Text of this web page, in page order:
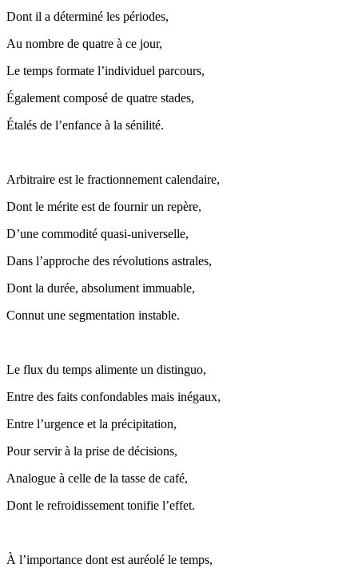
Dont il a déterminé les périodes,
Au nombre de quatre à ce jour,
Le temps formate l’individuel parcours,
Également composé de quatre stades,
Étalés de l’enfance à la sénilité.
Arbitraire est le fractionnement calendaire,
Dont le mérite est de fournir un repère,
D’une commodité quasi-universelle,
Dans l’approche des révolutions astrales,
Dont la durée, absolument immuable,
Connut une segmentation instable.
Le flux du temps alimente un distinguo,
Entre des faits confondables mais inégaux,
Entre l’urgence et la précipitation,
Pour servir à la prise de décisions,
Analogue à celle de la tasse de café,
Dont le refroidissement tonifie l’effet.
À l’importance dont est auréolé le temps,